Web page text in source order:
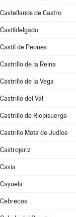
Castellanos de Castro
Castildelgado
Castil de Peones
Castrillo de la Reina
Castrillo de la Vega
Castrillo del Val
Castrillo de Riopisuerga
Castrillo Mota de Judíos
Castrojeriz
Cavia
Cayuela
Cebrecos